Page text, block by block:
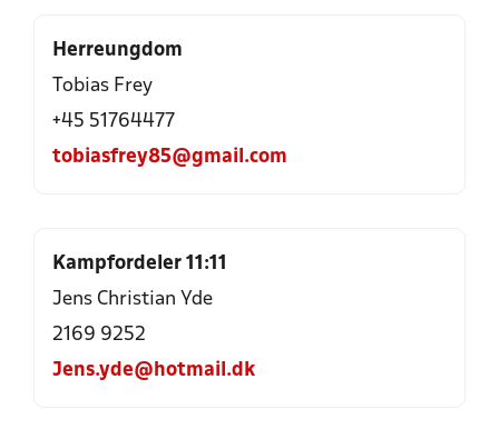
Herreungdom
Tobias Frey
+45 51764477
tobiasfrey85@gmail.com
Kampfordeler 11:11
Jens Christian Yde
2169 9252
Jens.yde@hotmail.dk